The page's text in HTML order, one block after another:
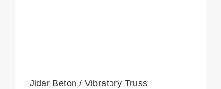
Jidar Beton / Vibratory Truss